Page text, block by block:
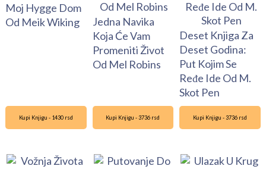
Moj Hygge Dom
Od Meik Wiking
Jedna Navika
Koja Će Vam
Promeniti Život
Od Mel Robins
Deset Knjiga Za
Deset Godina:
Put Kojim Se
Ređe Ide Od M.
Skot Pen
Kupi Knjigu - 1430 rsd Kupi Knjigu - 3736 rsd Kupi Knjigu - 3736 rsd